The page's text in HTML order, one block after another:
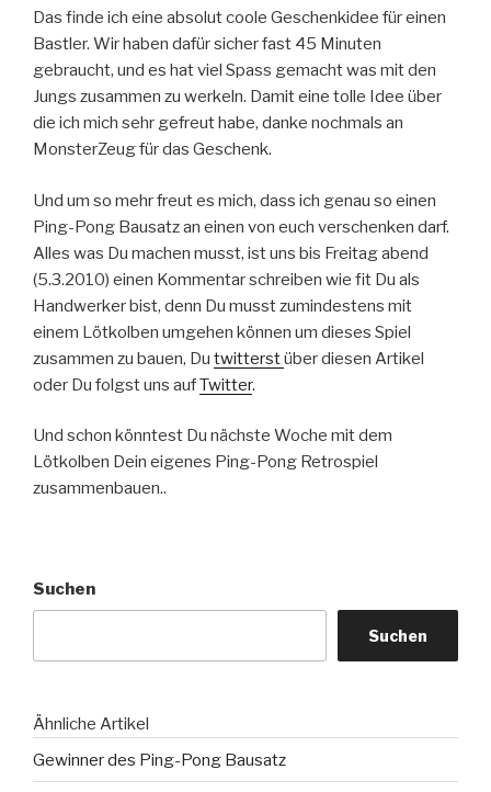
Das finde ich eine absolut coole Geschenkidee für einen
Bastler. Wir haben dafür sicher fast 45 Minuten
gebraucht, und es hat viel Spass gemacht was mit den
Jungs zusammen zu werkeln. Damit eine tolle Idee über
die ich mich sehr gefreut habe, danke nochmals an
MonsterZeug für das Geschenk.
Und um so mehr freut es mich, dass ich genau so einen
Ping-Pong Bausatz an einen von euch verschenken darf.
Alles was Du machen musst, ist uns bis Freitag abend
(5.3.2010) einen Kommentar schreiben wie fit Du als
Handwerker bist, denn Du musst zumindestens mit
einem Lötkolben umgehen können um dieses Spiel
zusammen zu bauen, Du twitterstüber diesen Artikel
oder Du folgst uns aufTwitter.
Und schon könntest Du nächste Woche mit dem
Lötkolben Dein eigenes Ping-Pong Retrospiel
zusammenbauen..
Suchen
Suchen
Ähnliche Artikel
Gewinner des Ping-Pong Bausatz